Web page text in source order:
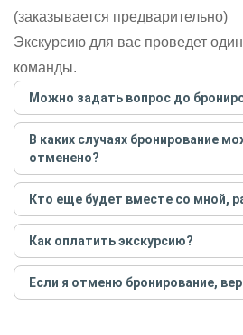
(заказывается предварительно)
Экскурсию для вас проведет
команды.
Можно задать вопрос до
Достаточно перейти по ссылке
написать гиду. Платить при этом
согласуйте с гидом интересующие
этого бронируйте экскурсию.
В каких случаях бронирование
отменено?
Только в случае неблагоприятных
например, если экскурсия на
погоды аномально-сильный ветер.
предупредит вас об отмене, а мы
карту. Во всех остальных случаях
Кто еще будет вместе со мной,
Если экскурсия индивидуальная,
только для вас и вашей компании.
экскурсии будут другие
условий конкретной экскурсии.
Как оплатить экскурсию?
Создайте заказ на удобную дату и
предоплату как можно скорее,
путешественники не заняли ваше
Если я отменю бронирование,
При отмене за 48 часов или